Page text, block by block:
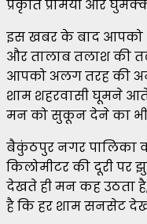
प्रकृति प्रेमियों और
इस खबर के बाद आपको
और तालाब तलाश की
आपको अलग तरह की
शाम शहरवासी घूमने
मन को सुकून देने का भी
बैकुंठपुर नगर पालिका
किलोमीटर की दूरी पर
देखते ही मन कह उठता
है कि हर शाम सनसेट